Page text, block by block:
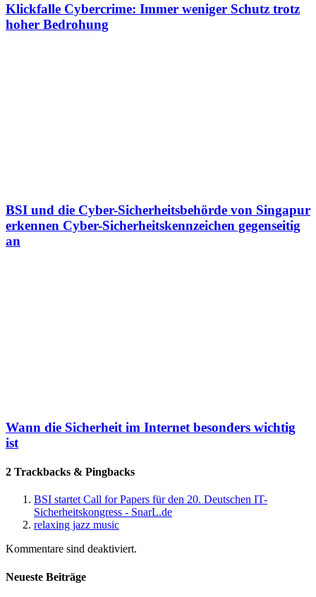
Klickfalle Cybercrime: Immer weniger Schutz trotz
hoher Bedrohung
BSI und die Cyber-Sicherheitsbehörde von Singapur
erkennen Cyber-Sicherheitskennzeichen gegenseitig
an
Wann die Sicherheit im Internet besonders wichtig
ist
2 Trackbacks & Pingbacks
BSI startet Call for Papers für den 20. Deutschen IT-
Sicherheitskongress - SnarL.de
relaxing jazz music
Kommentare sind deaktiviert.
Neueste Beiträge